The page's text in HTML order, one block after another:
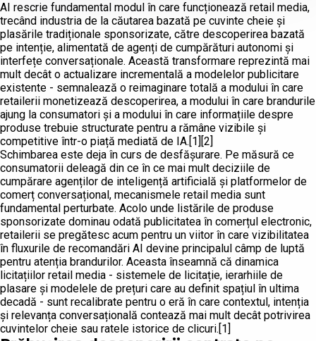
AI rescrie fundamental modul în care funcționează retail media,
trecând industria de la căutarea bazată pe cuvinte cheie și
plasările tradiționale sponsorizate, către descoperirea bazată
pe intenție, alimentată de agenți de cumpărături autonomi și
interfețe conversaționale. Această transformare reprezintă mai
mult decât o actualizare incrementală a modelelor publicitare
existente - semnalează o reimaginare totală a modului în care
retailerii monetizează descoperirea, a modului în care brandurile
ajung la consumatori și a modului în care informațiile despre
produse trebuie structurate pentru a rămâne vizibile și
competitive într-o piață mediată de IA.[1][2]
Schimbarea este deja în curs de desfășurare. Pe măsură ce
consumatorii deleagă din ce în ce mai mult deciziile de
cumpărare agenților de inteligență artificială și platformelor de
comerț conversațional, mecanismele retail media sunt
fundamental perturbate. Acolo unde listările de produse
sponsorizate dominau odată publicitatea în comerțul electronic,
retailerii se pregătesc acum pentru un viitor în care vizibilitatea
în fluxurile de recomandări AI devine principalul câmp de luptă
pentru atenția brandurilor. Aceasta înseamnă că dinamica
licitațiilor retail media - sistemele de licitație, ierarhiile de
plasare și modelele de prețuri care au definit spațiul în ultima
decadă - sunt recalibrate pentru o eră în care contextul, intenția
și relevanța conversațională contează mai mult decât potrivirea
cuvintelor cheie sau ratele istorice de clicuri.[1]